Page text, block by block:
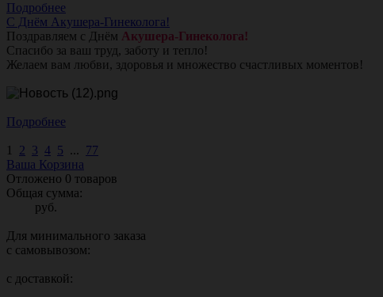
Подробнее
С Днём Акушера-Гинеколога!
Поздравляем с Днём Акушера-Гинеколога!
Спасибо за ваш труд, заботу и тепло!
Желаем вам любви, здоровья и множество счастливых моментов!
Подробнее
1 2 3 4 5 ... 77
Ваша Корзина
Отложено 0 товаров
Общая сумма:
руб.
Для минимального заказа
с самовывозом:
с доставкой: